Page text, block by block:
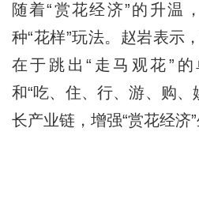
随着“赏花经济”的升温
种“花样”玩法。赵岩表示
在于跳出“走马观花”
和“吃、住、行、游、购、
长产业链，增强“赏花经济”